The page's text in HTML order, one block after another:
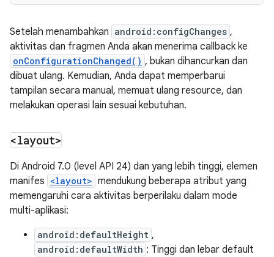
Setelah menambahkan android:configChanges ,
aktivitas dan fragmen Anda akan menerima callback ke
onConfigurationChanged() , bukan dihancurkan dan
dibuat ulang. Kemudian, Anda dapat memperbarui
tampilan secara manual, memuat ulang resource, dan
melakukan operasi lain sesuai kebutuhan.
<layout>
Di Android 7.0 (level API 24) dan yang lebih tinggi, elemen
manifes <layout> mendukung beberapa atribut yang
memengaruhi cara aktivitas berperilaku dalam mode
multi-aplikasi:
android:defaultHeight ,
android:defaultWidth : Tinggi dan lebar default